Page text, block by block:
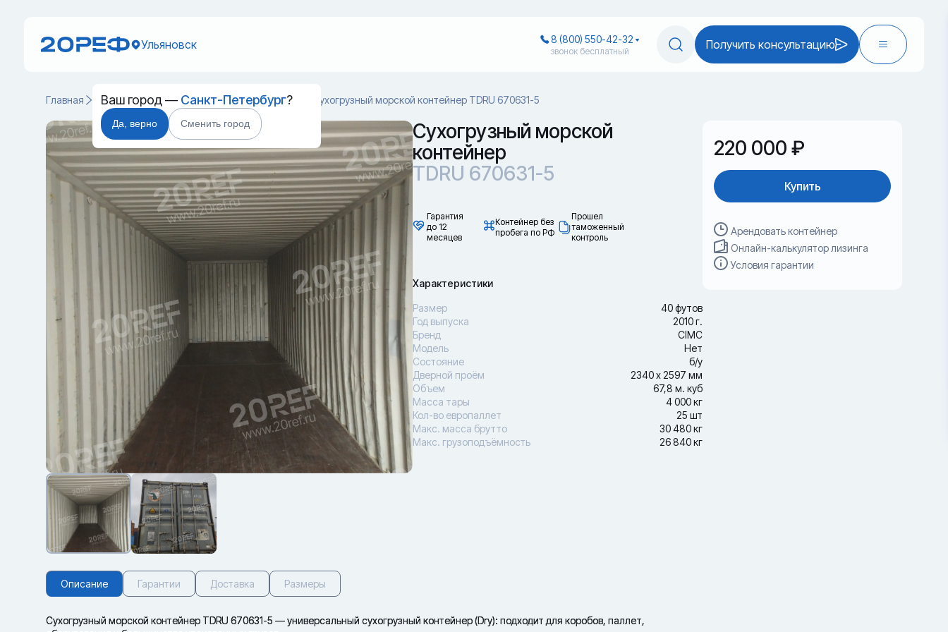
Ульяновск
Ваш город — Санкт-Петербург?
Да, верно Сменить город
8 (800) 550-42-32
звонок бесплатный Получить консультацию
Главная Каталог Cухогрузные морские контейнеры Сухогрузный морской контейнер TDRU 670631-5
Сухогрузный морской
контейнер
TDRU 670631-5
Гарантия
до 12
месяцев
Контейнер без
пробега по РФ
Прошел
таможенный
контроль
Характеристики
Размер
40 футов
Год выпуска
2010 г.
Бренд
CIMC
Модель
Нет
Состояние
б/у
Дверной проём
2340 х 2597 мм
Объем
67,8 м. куб
Масса тары
4 000 кг
Кол-во европаллет
25 шт
Макс. масса брутто
30 480 кг
Макс. грузоподъёмность
26 840 кг
220 000 ₽
Купить
Арендовать контейнер
Онлайн-калькулятор лизинга
Условия гарантии
Описание Гарантии Доставка Размеры
Сухогрузный морской контейнер TDRU 670631-5 — универсальный сухогрузный контейнер (Dry): подходит для коробов, паллет,